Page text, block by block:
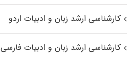
کارشناسی ارشد زبان و ادبیات اردو
کارشناسی ارشد زبان و ادبیات فارسی